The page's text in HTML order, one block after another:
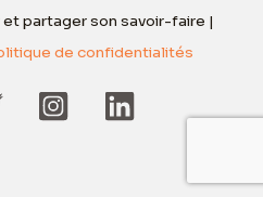
et partager son savoir-faire |
de confidentialités